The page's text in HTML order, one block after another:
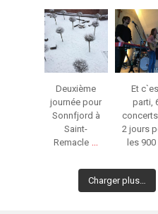
jeunessesmusical
eslg
Jan 13
Deuxième
journée pour
Sonnfjord à
Saint-
Remacle ...
eslg
Jan
Et
parti,
2 jours
les 900
Charger plus…